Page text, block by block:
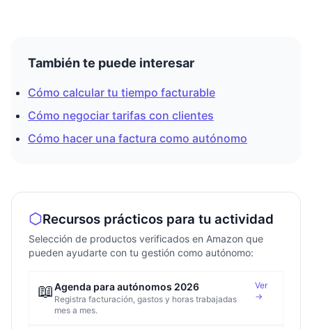
También te puede interesar
Cómo calcular tu tiempo facturable
Cómo negociar tarifas con clientes
Cómo hacer una factura como autónomo
Recursos prácticos para tu actividad
Selección de productos verificados en Amazon que
pueden ayudarte con tu gestión como autónomo:
📖Agenda para autónomos 2026
Registra facturación, gastos y horas trabajadas
mes a mes.
Ver
→